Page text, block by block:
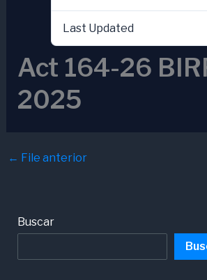
Last Updated
Act 164-26
2025
← File anterior
Buscar